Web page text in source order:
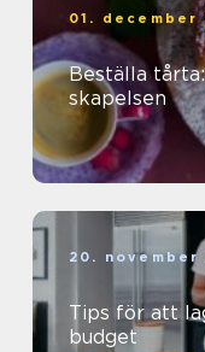
01. december
Beställa
skapelsen
20. november
Tips för att
budget